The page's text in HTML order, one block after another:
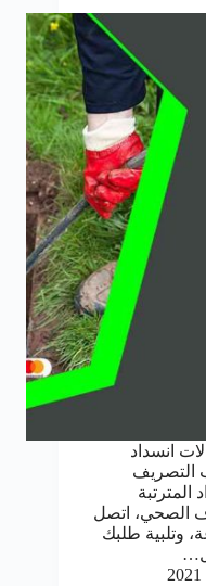
انسداد
التصريف
المترتبة
الصحي، اتصل
وتلبية طلبك